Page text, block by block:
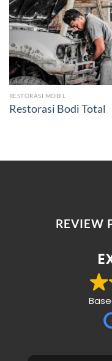
RESTORASI MOBIL
Restorasi Bodi Total
REVIEW